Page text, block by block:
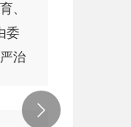

、
委
治